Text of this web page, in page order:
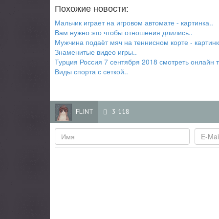
Похожие новости:
Мальчик играет на игровом автомате - картинка..
Вам нужно это чтобы отношения длились..
Мужчина подаёт мяч на теннисном корте -
Знаменитые видео игры..
Турция Россия 7 сентября 2018 смотреть онлайн
Виды спорта с сеткой..
FLINT 3 118